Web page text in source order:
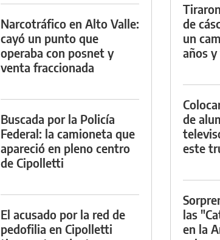
Narcotráfico en Alto Valle:
cayó un punto que
operaba con posnet y
venta fraccionada
Buscada por la Policía
Federal: la camioneta que
apareció en pleno centro
de Cipolletti
El acusado por la red de
pedofilia en Cipolletti
de
un
años
de
este
las
en la